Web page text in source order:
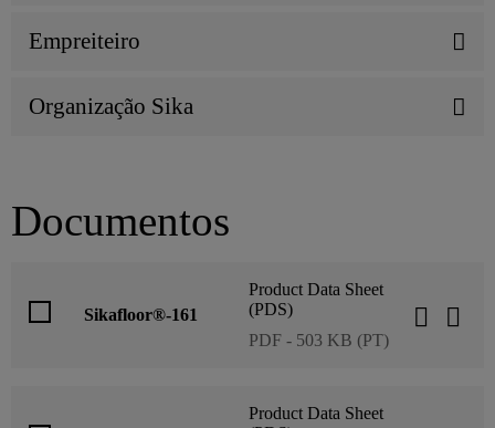
Empreiteiro
Organização Sika
Documentos
Sikafloor®-161
Product Data Sheet
(PDS)
PDF - 503 KB (PT)
Product Data Sheet